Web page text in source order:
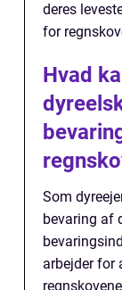
deres
for
Hvad
Som
bevaring af
arbejder for